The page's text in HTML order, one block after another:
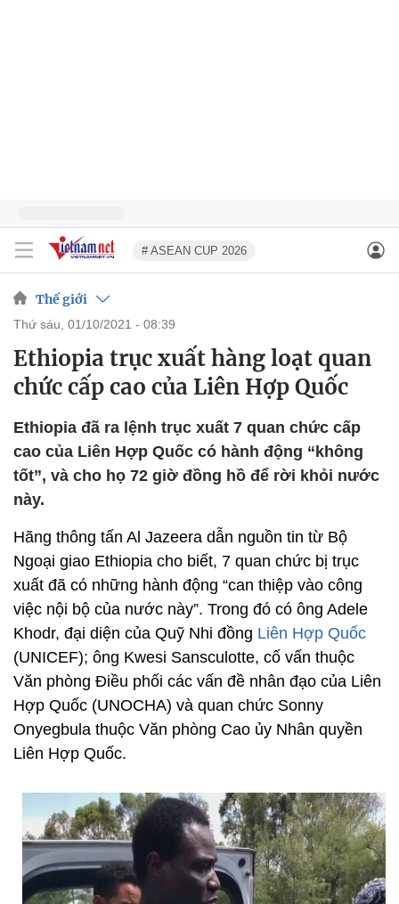
# ASEAN CUP 2026
Thế giới
thứ sáu, 01/10/2021 - 08:39
Ethiopia trục xuất hàng loạt quan
chức cấp cao của Liên Hợp Quốc
Ethiopia đã ra lệnh trục xuất 7 quan chức cấp
cao của Liên Hợp Quốc có hành động “không
tốt”, và cho họ 72 giờ đồng hồ để rời khỏi nước
này.
Hãng thông tấn Al Jazeera dẫn nguồn tin từ Bộ
Ngoại giao Ethiopia cho biết, 7 quan chức bị trục
xuất đã có những hành động “can thiệp vào công
việc nội bộ của nước này”. Trong đó có ông Adele
Khodr, đại diện của Quỹ Nhi đồng Liên Hợp Quốc
(UNICEF); ông Kwesi Sansculotte, cố vấn thuộc
Văn phòng Điều phối các vấn đề nhân đạo của Liên
Hợp Quốc (UNOCHA) và quan chức Sonny
Onyegbula thuộc Văn phòng Cao ủy Nhân quyền
Liên Hợp Quốc.